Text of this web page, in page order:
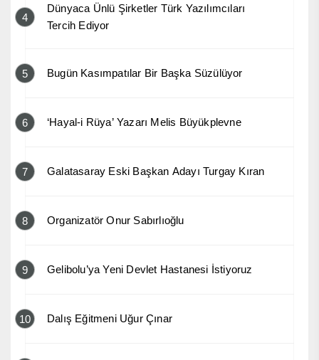
4
Dünyaca Ünlü Şirketler Türk Yazılımcıları
Tercih Ediyor
5 Bugün Kasımpatılar Bir Başka Süzülüyor
6 ‘Hayal-i Rüya’ Yazarı Melis Büyükplevne
7 Galatasaray Eski Başkan Adayı Turgay Kıran
8 Organizatör Onur Sabırlıoğlu
9 Gelibolu’ya Yeni Devlet Hastanesi İstiyoruz
10 Dalış Eğitmeni Uğur Çınar